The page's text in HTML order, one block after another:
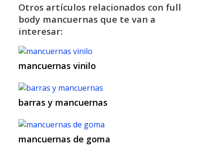
Otros artículos relacionados con full
body mancuernas que te van a
interesar:
mancuernas vinilo
barras y mancuernas
mancuernas de goma